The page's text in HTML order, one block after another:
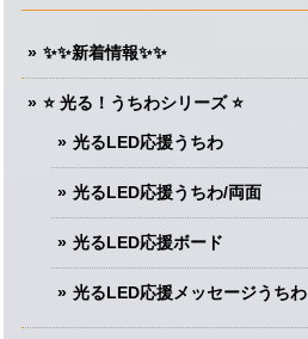
✨✨新着情報✨✨
⭐️ 光る！うちわシリーズ ⭐️
光るLED応援うちわ
光るLED応援うちわ/両面
光るLED応援ボード
光るLED応援メッセージうちわ